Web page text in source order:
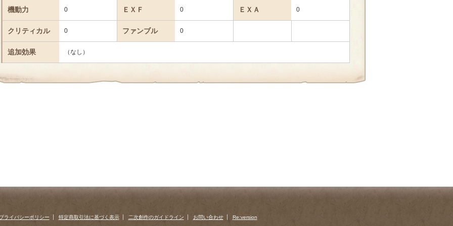
機動力 0 ＥＸＦ 0 ＥＸＡ 0
クリティカル 0 ファンブル 0
追加効果 （なし）
ライバシーポリシー 特定商取引法に基づく表示 二次創作のガイドライン お問い合わせ Re:version